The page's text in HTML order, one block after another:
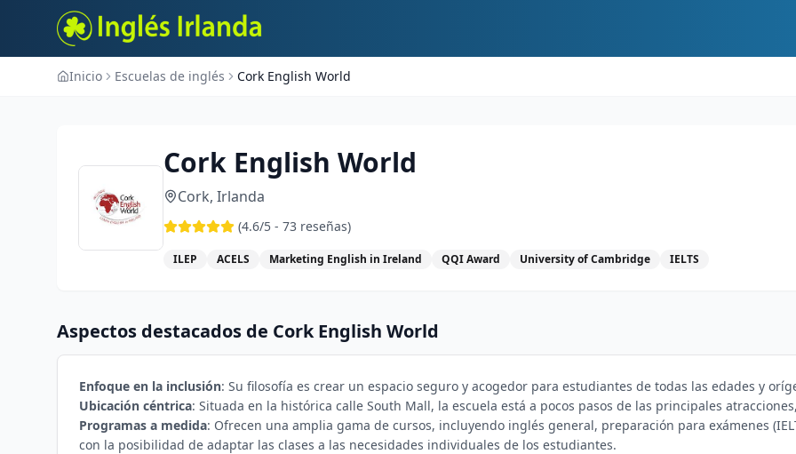
Inicio Escuelas de inglés Cork English World
Cork English World
Cork, Irlanda
(4.6/5 - 73 reseñas)
ILEP ACELS Marketing English in Ireland QQI Award University of Cambridge IELTS
Aspectos destacados de Cork English World
Enfoque en la inclusión: Su filosofía es crear un espacio seguro y acogedor para estudiantes de todas las edades y
Ubicación céntrica: Situada en la histórica calle South Mall, la escuela está a pocos pasos de las principales
Programas a medida: Ofrecen una amplia gama de cursos, incluyendo inglés general, preparación para exámenes
con la posibilidad de adaptar las clases a las necesidades individuales de los estudiantes.